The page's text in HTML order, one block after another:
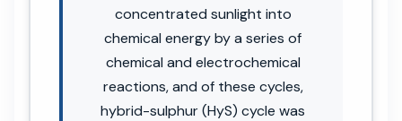
concentrated sunlight into
chemical energy by a series of
chemical and electrochemical
reactions, and of these cycles,
hybrid-sulphur (HyS) cycle was